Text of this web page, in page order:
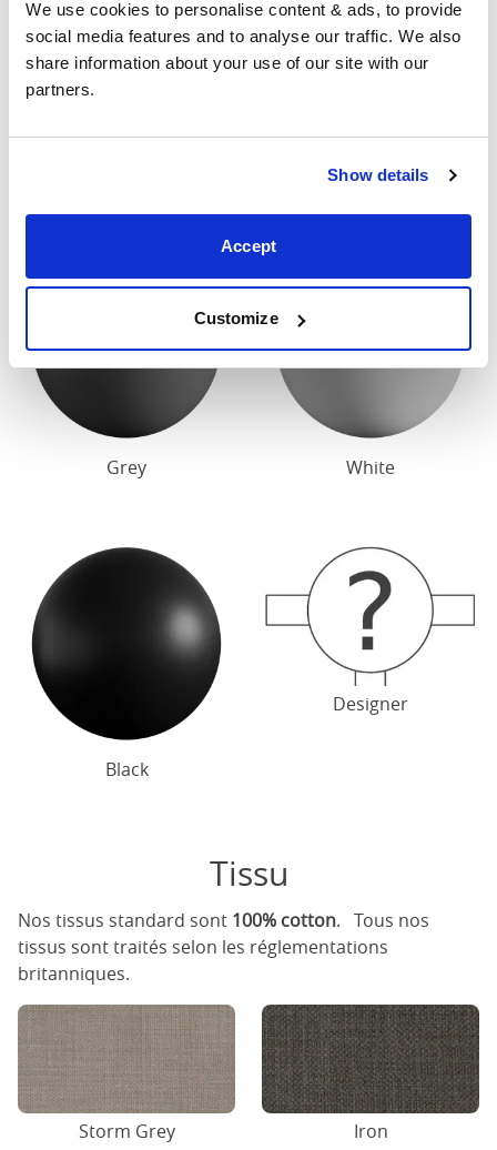
We use cookies to personalise content & ads, to provide
social media features and to analyse our traffic. We also
share information about your use of our site with our
partners.
Show details
Accept
Customize
contacter pour connaître les dimensions exactes de
nos lits.
Finition
Notre finition en bois standard est cerise foncée ou
Grey White
Black
Designer
Tissu
Nos tissus standard sont 100% cotton. Tous nos
tissus sont traités selon les réglementations
britanniques.
Storm Grey Iron